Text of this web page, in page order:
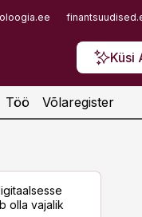
Küsi
Töö Võlaregister
olla vajalik